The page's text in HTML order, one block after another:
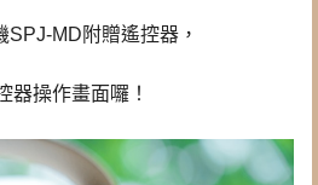
MD附贈遙控器，
器操作畫面囉！